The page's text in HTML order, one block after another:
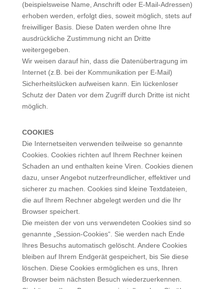
(beispielsweise Name, Anschrift oder E-Mail-Adressen)
erhoben werden, erfolgt dies, soweit möglich, stets auf
freiwilliger Basis. Diese Daten werden ohne Ihre
ausdrückliche Zustimmung nicht an Dritte
weitergegeben.
Wir weisen darauf hin, dass die Datenübertragung im
Internet (z.B. bei der Kommunikation per E-Mail)
Sicherheitslücken aufweisen kann. Ein lückenloser
Schutz der Daten vor dem Zugriff durch Dritte ist nicht
möglich.
COOKIES
Die Internetseiten verwenden teilweise so genannte
Cookies. Cookies richten auf Ihrem Rechner keinen
Schaden an und enthalten keine Viren. Cookies dienen
dazu, unser Angebot nutzerfreundlicher, effektiver und
sicherer zu machen. Cookies sind kleine Textdateien,
die auf Ihrem Rechner abgelegt werden und die Ihr
Browser speichert.
Die meisten der von uns verwendeten Cookies sind so
genannte „Session-Cookies“. Sie werden nach Ende
Ihres Besuchs automatisch gelöscht. Andere Cookies
bleiben auf Ihrem Endgerät gespeichert, bis Sie diese
löschen. Diese Cookies ermöglichen es uns, Ihren
Browser beim nächsten Besuch wiederzuerkennen.